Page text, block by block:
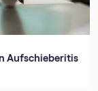
Aufschieberitis